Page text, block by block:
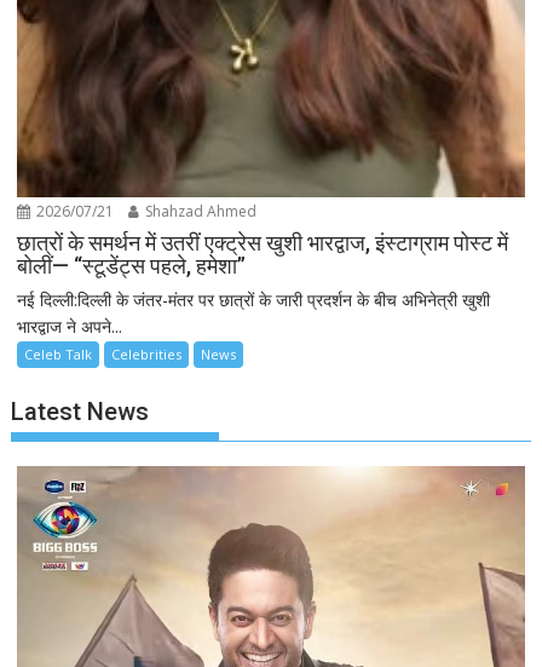
2026/07/21 Shahzad Ahmed
छात्रों के समर्थन में उतरीं एक्ट्रेस खुशी भारद्वाज, इंस्टाग्राम पोस्ट में
बोलीं— “स्टूडेंट्स पहले, हमेशा”
नई दिल्ली:दिल्ली के जंतर-मंतर पर छात्रों के जारी प्रदर्शन के बीच अभिनेत्री खुशी
भारद्वाज ने अपने...
Celeb Talk Celebrities News
Latest News